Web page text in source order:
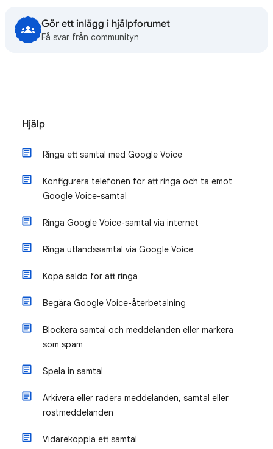
Gör ett inlägg i hjälpforumet
Få svar från communityn
Hjälp
Ringa ett samtal med Google Voice
Konfigurera telefonen för att ringa och ta emot
Google Voice-samtal
Ringa Google Voice-samtal via internet
Ringa utlandssamtal via Google Voice
Köpa saldo för att ringa
Begära Google Voice-återbetalning
Blockera samtal och meddelanden eller markera
som spam
Spela in samtal
Arkivera eller radera meddelanden, samtal eller
röstmeddelanden
Vidarekoppla ett samtal